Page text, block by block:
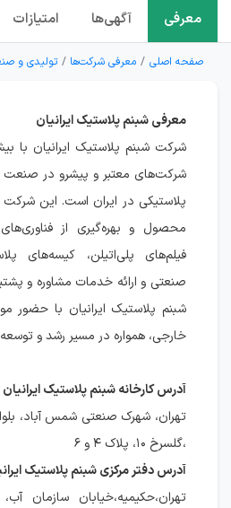
معرفی آگهی‌ها امتیازات
صفحه اصلی معرفی شرکت‌ها تولیدی و
معرفی شبنم پلاستیک ایرانیان
شرکت شبنم پلاستیک ایرانیان با
شرکت‌های معتبر و پیشرو در
پلاستیکی در ایران است. این شرکت
محصول و بهره‌گیری از
فیلم‌های پلی‌اتیلن، کیسه‌های
صنعتی و ارائه خدمات مشاوره و
شبنم پلاستیک ایرانیان با حضور
خارجی، همواره در مسیر رشد و
آدرس کارخانه شبنم پلاستیک ایرانیان
تهران، شهرک صنعتی شمس آباد،
،گلسرخ ۱۰، پلاک ۴ و ۶
آدرس دفتر مرکزی شبنم پلاستیک
تهران،حکیمیه،خیابان سازمان